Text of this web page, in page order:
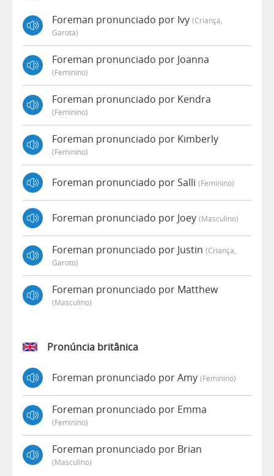
Foreman pronunciado por Ivy (criança,
Garota)
Foreman pronunciado por Joanna
(feminino)
Foreman pronunciado por Kendra
(feminino)
Foreman pronunciado por Kimberly
(feminino)
Foreman pronunciado por Salli (feminino)
Foreman pronunciado por Joey (masculino)
Foreman pronunciado por Justin (criança,
Garoto)
Foreman pronunciado por Matthew
(masculino)
Pronúncia britânica
Foreman pronunciado por Amy (feminino)
Foreman pronunciado por Emma
(feminino)
Foreman pronunciado por Brian
(masculino)